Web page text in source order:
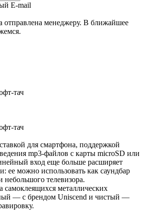
E-mail
отправлена менеджеру. В ближайшее
тач
тач
для смартфона, поддержкой
mp3-файлов с карты microSD или
вход еще больше расширяет
ее можно использовать как саундбар
телевизора.
самоклеящихся металлических
— с брендом Uniscend и чистый —